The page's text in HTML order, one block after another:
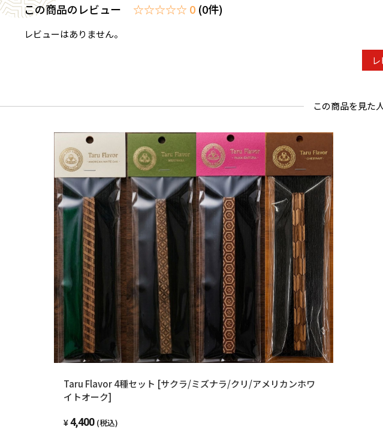
この商品のレビュー ☆☆☆☆☆ 0 (0件)
レビューはありません。
この商品を見た
Taru Flavor 4種セット [サクラ/ミズナラ/クリ/アメリカンホワ
イトオーク]
4,400 (税込)